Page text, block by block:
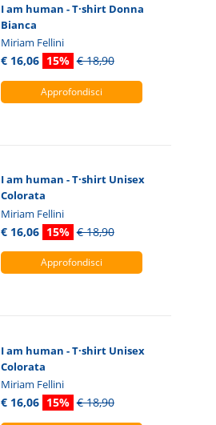
I am human - T·shirt Donna
Bianca
Miriam Fellini
€ 16,06 15% € 18,90
Approfondisci
I am human - T·shirt Unisex
Colorata
Miriam Fellini
€ 16,06 15% € 18,90
Approfondisci
I am human - T·shirt Unisex
Colorata
Miriam Fellini
€ 16,06 15% € 18,90